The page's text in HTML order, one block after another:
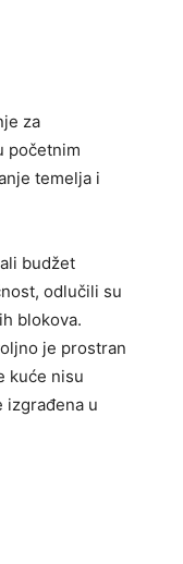
za
početnim
temelja i
budžet
odlučili su
blokova.
je prostran
kuće nisu
izgrađena u